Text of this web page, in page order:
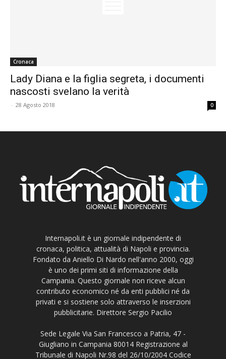
Cronaca
Lady Diana e la figlia segreta, i documenti
nascosti svelano la verità
- 28 Agosto 2018 0
Internapoli.it è un giornale indipendente di
cronaca, politica, attualità di Napoli e provincia.
Fondato da Aniello Di Nardo nell'anno 2000, oggi
è uno dei primi siti di informazione della
Campania. Questo giornale non riceve alcun
contributo economico né da enti pubblici né da
privati e si sostiene solo attraverso le inserzioni
pubblicitarie. Direttore Sergio Pacilio
Sede Legale Via San Francesco a Patria, 47 -
Giugliano in Campania 80014 Registrazione al
Tribunale di Napoli Nr.98 del 26/10/2004 Codice